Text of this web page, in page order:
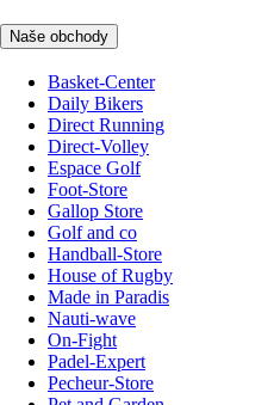
Naše obchody
Basket-Center
Daily Bikers
Direct Running
Direct-Volley
Espace Golf
Foot-Store
Gallop Store
Golf and co
Handball-Store
House of Rugby
Made in Paradis
Nauti-wave
On-Fight
Padel-Expert
Pecheur-Store